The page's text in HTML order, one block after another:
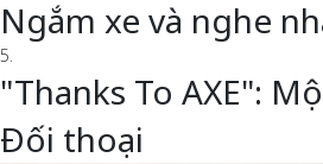
Ngắm xe và nghe
5.
"Thanks To AXE":
Đối thoại